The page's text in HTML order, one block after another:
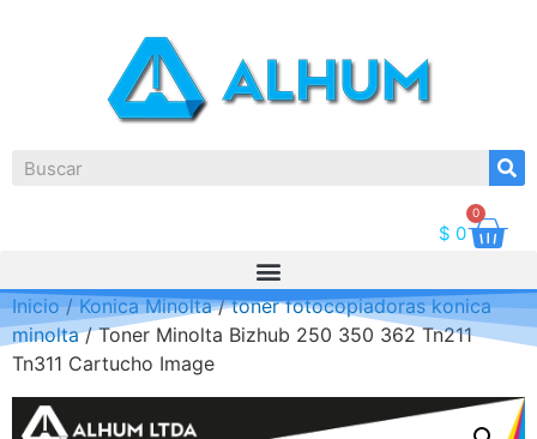
$ 0
0
Inicio/Konica Minolta/toner fotocopiadoras konica
minolta/ Toner Minolta Bizhub 250 350 362 Tn211
Tn311 Cartucho Image